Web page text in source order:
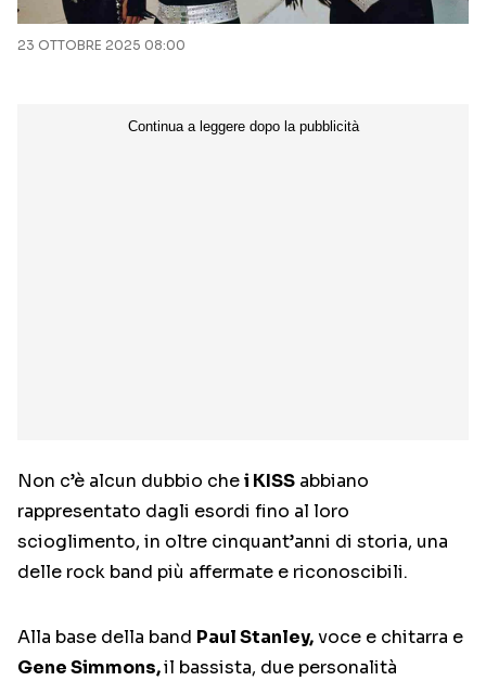
23 OTTOBRE 2025 08:00
Non c’è alcun dubbio chei KISS abbiano
rappresentato dagli esordi fino al loro
scioglimento, in oltre cinquant’anni di storia, una
delle rock band più affermate e riconoscibili.
Alla base della band Paul Stanley,voce e chitarra e
Gene Simmons,il bassista, due personalità